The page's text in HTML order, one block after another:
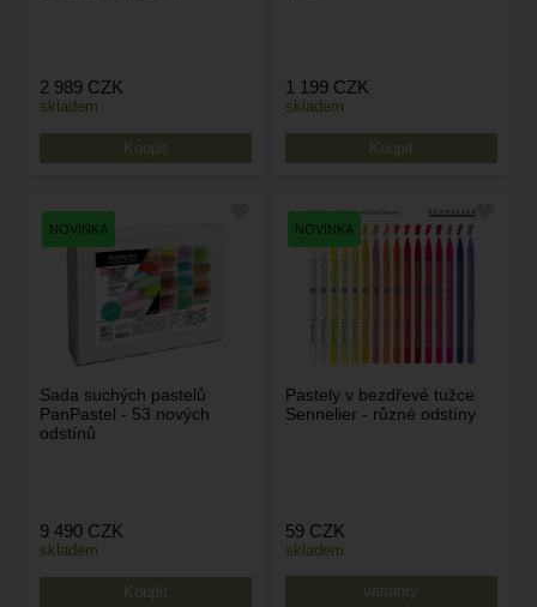
skladem
2 989 CZK
skladem
1 199 CZK
Sada suchých pastelů
PanPastel - 53 nových
odstínů
skladem
9 490 CZK
Pastely v bezdřevé tužce
Sennelier - různé odstíny
skladem
varianty
59 CZK